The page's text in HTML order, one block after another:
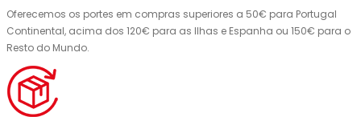
Oferecemos os portes em compras superiores a 50€ para Portugal
Continental, acima dos 120€ para as Ilhas e Espanha ou 150€ para o
Resto do Mundo.